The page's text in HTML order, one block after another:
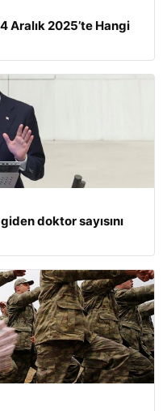
Aralık 2025’te Hangi
doktor sayısını